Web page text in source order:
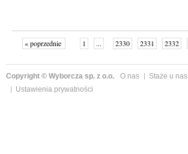
« poprzednie 1 ... 2330 2331 2332
Copyright © Wyborcza sp. z o.o. O nas Staże u nas
Ustawienia prywatności